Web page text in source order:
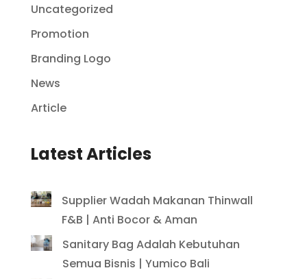
Uncategorized
Promotion
Branding Logo
News
Article
Latest Articles
Supplier Wadah Makanan Thinwall
F&B | Anti Bocor & Aman
Sanitary Bag Adalah Kebutuhan
Semua Bisnis | Yumico Bali